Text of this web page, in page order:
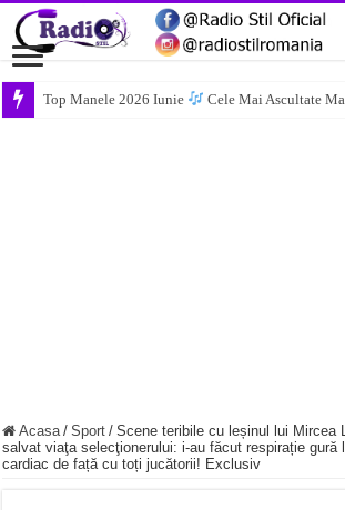
Top Manele 2026 Iunie Cele Mai Ascultate
Acasa / Sport / Scene teribile cu leșinul lui Mircea
salvat viaţa selecţionerului: i-au făcut respirație gură
cardiac de față cu toți jucătorii! Exclusiv